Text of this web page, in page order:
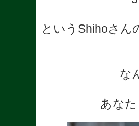
というShihoさん
な
あな